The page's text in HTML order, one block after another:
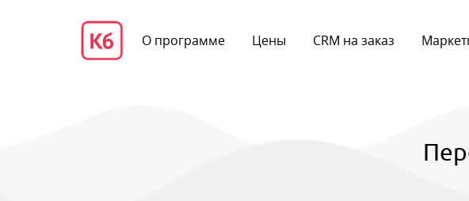
О программе Цены CRM на заказ